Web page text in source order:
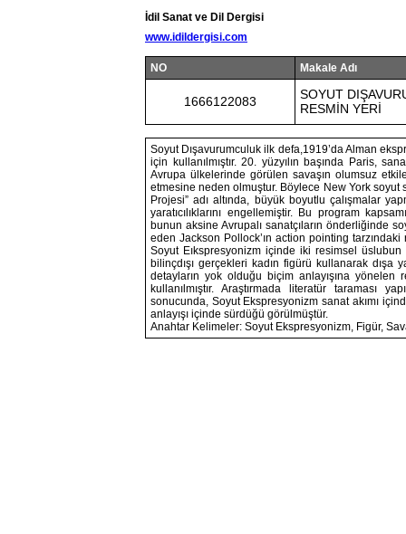
İdil Sanat ve Dil Dergisi
www.idildergisi.com
NO Makale Adı
1666122083
SOYUT
RESMİN YERİ
Soyut Dışavurumculuk ilk defa,1919’da Alman
için kullanılmıştır. 20. yüzyılın başında Paris,
Avrupa ülkelerinde görülen savaşın olumsuz
etmesine neden olmuştur. Böylece New York soyut
Projesi” adı altında, büyük boyutlu çalışmalar
yaratıcılıklarını engellemiştir. Bu program
bunun aksine Avrupalı sanatçıların önderliğinde
eden Jackson Pollock’ın action pointing
Soyut Eıkspresyonizm içinde iki resimsel
bilinçdışı gerçekleri kadın figürü kullanarak dışa
detayların yok olduğu biçim anlayışına yönelen
kullanılmıştır. Araştırmada literatür taraması
sonucunda, Soyut Ekspresyonizm sanat akımı
anlayışı içinde sürdüğü görülmüştür.
Anahtar Kelimeler: Soyut Ekspresyonizm, Figür,